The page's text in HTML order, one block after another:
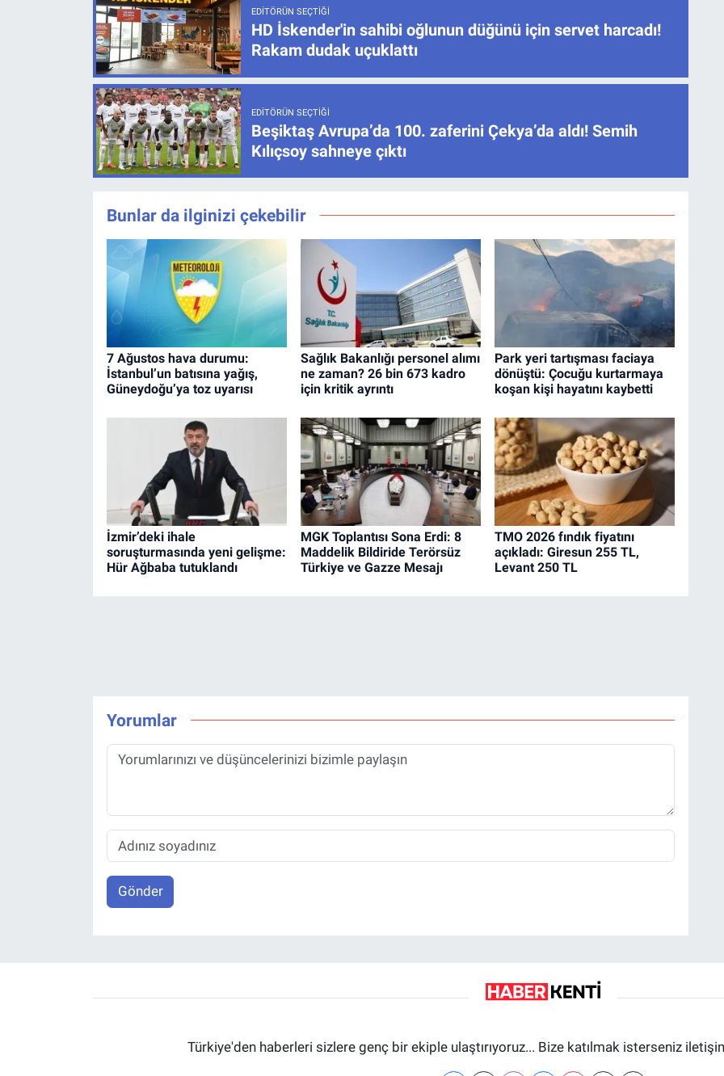
EDITÖRÜN SEÇTIĞI
HD İskender'in sahibi oğlunun düğünü için servet harcadı!
Rakam dudak uçuklattı
EDITÖRÜN SEÇTIĞI
Beşiktaş Avrupa’da 100. zaferini Çekya’da aldı! Semih
Kılıçsoy sahneye çıktı
Bunlar da ilginizi çekebilir
7 Ağustos hava durumu:
İstanbul’un batısına yağış,
Güneydoğu’ya toz uyarısı
Sağlık Bakanlığı personel alımı
ne zaman? 26 bin 673 kadro
için kritik ayrıntı
Park yeri tartışması faciaya
dönüştü: Çocuğu kurtarmaya
koşan kişi hayatını kaybetti
İzmir’deki ihale
soruşturmasında yeni gelişme:
Hür Ağbaba tutuklandı
MGK Toplantısı Sona Erdi: 8
Maddelik Bildiride Terörsüz
Türkiye ve Gazze Mesajı
TMO 2026 fındık fiyatını
açıkladı: Giresun 255 TL,
Levant 250 TL
Yorumlar
Gönder
Türkiye'den haberleri sizlere genç bir ekiple ulaştırıyoruz... Bize katılmak isterseniz